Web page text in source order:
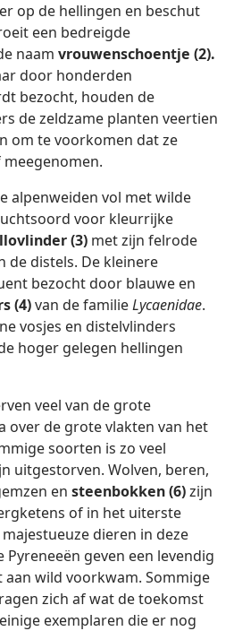
op de hellingen en beschut
een bedreigde
naam vrouwenschoentje (2).
door honderden
bezocht, houden de
de zeldzame planten veertien
om te voorkomen dat ze
alpenweiden vol met wilde
voor kleurrijke
(3) met zijn felrode
de distels. De kleinere
bezocht door blauwe en
(4)van de familieLycaenidae.
vosjes en distelvlinders
hoger gelegen hellingen
veel van de grote
over de grote vlakten van het
soorten is zo veel
uitgestorven. Wolven, beren,
en steenbokken (6)zijn
of in het uiterste
dieren in deze
geven een levendig
wild voorkwam. Sommige
zich af wat de toekomst
exemplaren die er nog